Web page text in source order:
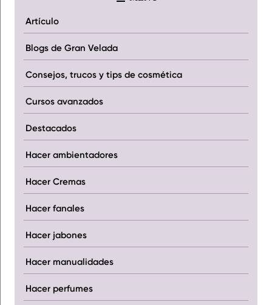
Artículo
Blogs de Gran Velada
Consejos, trucos y tips de cosmética
Cursos avanzados
Destacados
Hacer ambientadores
Hacer Cremas
Hacer fanales
Hacer jabones
Hacer manualidades
Hacer perfumes